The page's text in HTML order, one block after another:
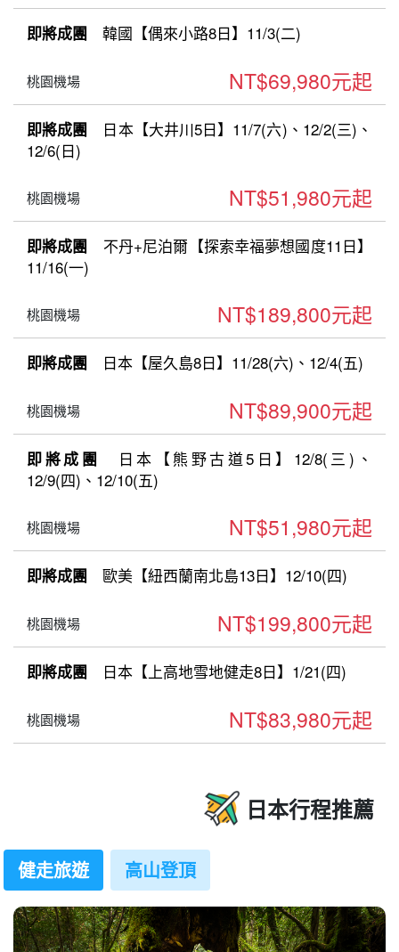
即將成團 韓國【偶來小路8日】11/3(二)
桃園機場 NT$69,980元起
即將成團 日本【大井川5日】11/7(六)、12/2(三)、
12/6(日)
桃園機場 NT$51,980元起
即將成團 不丹+尼泊爾【探索幸福夢想國度11日】
11/16(一)
桃園機場 NT$189,800元起
即將成團 日本【屋久島8日】11/28(六)、12/4(五)
桃園機場 NT$89,900元起
即將成團
日本【熊野古道5日】12/8(三)、
12/9(四)、12/10(五)
桃園機場 NT$51,980元起
即將成團 歐美【紐西蘭南北島13日】12/10(四)
桃園機場 NT$199,800元起
即將成團 日本【上高地雪地健走8日】1/21(四)
桃園機場 NT$83,980元起
日本行程推薦
健走旅遊 高山登頂